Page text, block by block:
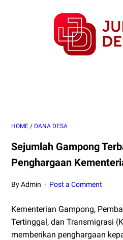
HOME / DANA DESA
Sejumlah Gampong
Penghargaan
By Admin Post a Comment
Kementerian Gampong,
Tertinggal, dan Transmigrasi
memberikan penghargaan